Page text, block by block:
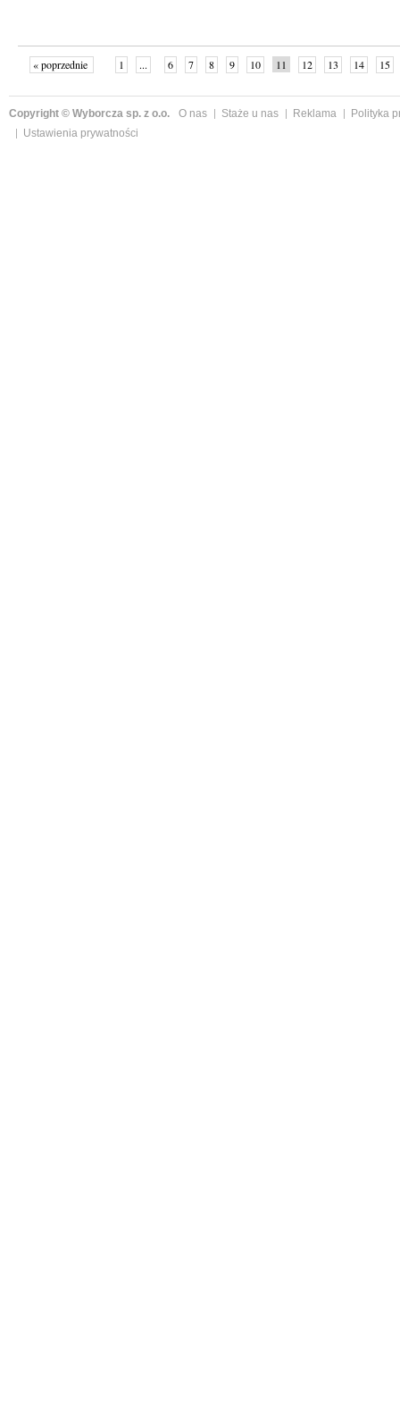
« poprzednie 1 ... 6 7 8 9 10 11 12 13 14 15
Copyright © Wyborcza sp. z o.o. O nas Staże u nas Reklama
Polityka
Ustawienia prywatności